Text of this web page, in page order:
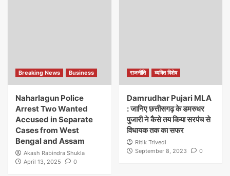
Breaking News Business
Naharlagun Police
Arrest Two Wanted
Accused in Separate
Cases from West
Bengal and Assam
Akash Rabindra Shukla
April 13, 2025
0
राजनीति व्यक्ति विशेष
Damrudhar Pujari MLA
: जानिए छत्तीसगढ़ के डमरुधर
पुजारी ने कैसे तय किया सरपंच से
विधायक तक का सफर
Ritik Trivedi
September 8, 2023
0